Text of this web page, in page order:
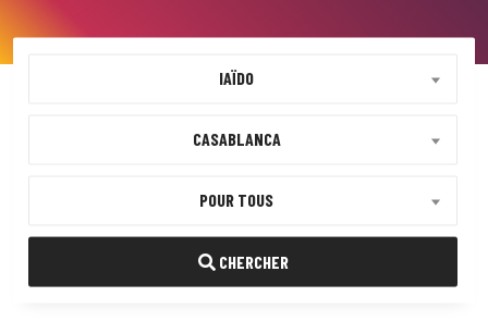
IAÏDO
CASABLANCA
POUR TOUS
CHERCHER